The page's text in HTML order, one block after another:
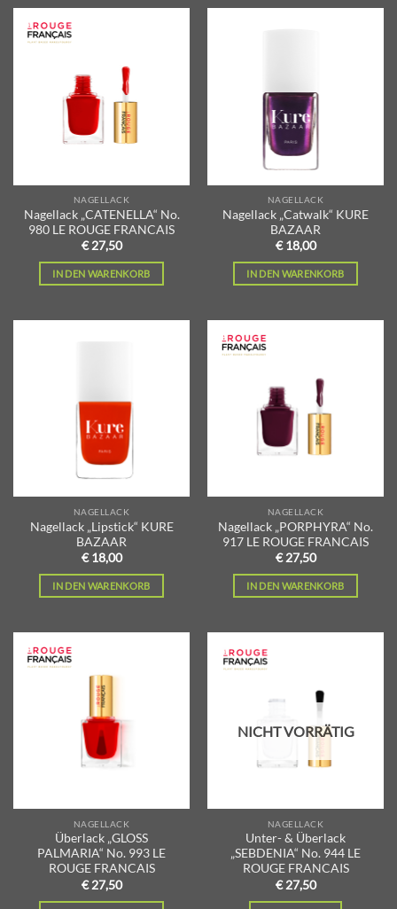
Wunschliste
hinzufügen
NAGELLACK
Nagellack „CATENELLA“ No.
980 LE ROUGE FRANCAIS
€ 27,50
IN DEN WARENKORB
NAGELLACK
Nagellack „Catwalk“ KURE
BAZAAR
€ 18,00
IN DEN WARENKORB
NAGELLACK
Nagellack „Lipstick“ KURE
BAZAAR
€ 18,00
IN DEN WARENKORB
Wunschliste
hinzufügen
NAGELLACK
Nagellack „PORPHYRA“ No.
917 LE ROUGE FRANCAIS
€ 27,50
IN DEN WARENKORB
NAGELLACK
Überlack „GLOSS
PALMARIA“ No. 993 LE
ROUGE FRANCAIS
€ 27,50
Wunschliste
hinzufügen
NICHT VORRÄTIG
NAGELLACK
Unter- & Überlack
„SEBDENIA“ No. 944 LE
ROUGE FRANCAIS
€ 27,50